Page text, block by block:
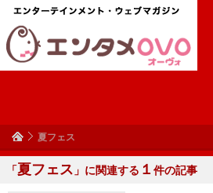
夏フェス
「夏フェス 」に関連する １ 件の記事